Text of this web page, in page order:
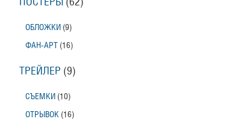
Erdmann
ПОСТЕРЫ (62)
ОБЛОЖКИ (9)
ФАН-АРТ (16)
ТРЕЙЛЕР (9)
СЪЕМКИ (10)
ОТРЫВОК (16)